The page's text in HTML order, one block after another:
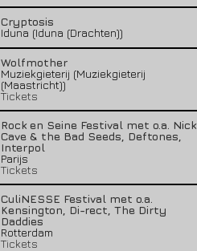
Cryptosis
Iduna (Iduna (Drachten))
Wolfmother
Muziekgieterij (Muziekgieterij
(Maastricht))
Tickets
Rock en Seine Festival met o.a. Nick
Cave & the Bad Seeds, Deftones,
Interpol
Parijs
Tickets
CuliNESSE Festival met o.a.
Kensington, Di-rect, The Dirty
Daddies
Rotterdam
Tickets